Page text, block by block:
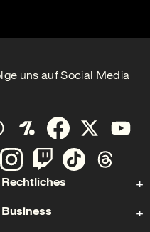
uns auf Social Media
Rechtliches
Kontakt
Business